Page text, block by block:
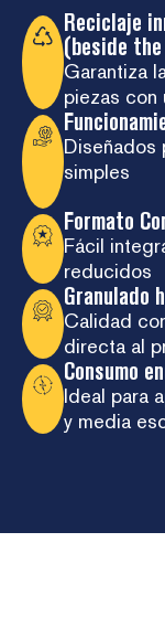
Reciclaje
(beside
Garantiza
piezas con
Diseñados
simples
Formato
Fácil
reducidos
Granulado
Calidad
directa al
Consumo
Ideal para
y media